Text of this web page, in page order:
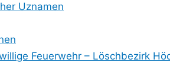
Uznamen
Feuerwehr – Löschbezirk